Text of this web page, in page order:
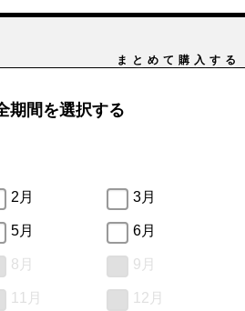
まとめて購入する
期間を選択する
2月 3月
5月 6月
8月 9月
11月 12月